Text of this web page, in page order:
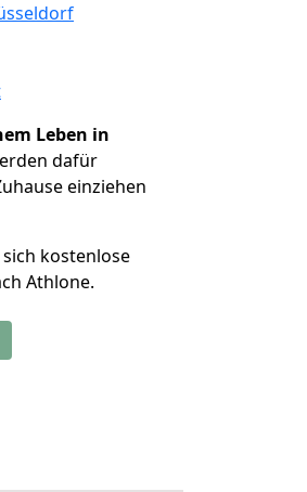
Leben in
dafür
einziehen
kostenlose
Athlone.